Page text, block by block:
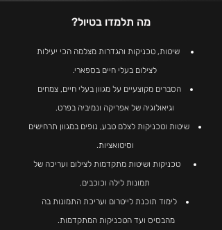
מה תלמדו בטיול?
שיטות, טכניקות והגדרות מצלמה הכי יעילות
לצילום בעלי חיים בספארי.
הסברים מקוצעיים על מגוון בעלי חיים, צמחים
וגיאולוגיה של אפריקה ונמיביה בפרט.
שיטות וטכניקות לצלם טבע, נופים במגוון תרחישים
וסיטואציות.
טכניקות ושיטות מתקדמות לצילום ועריכה של
תמונות לילה וכוכבים.
לימוד תוכנת לייטרום ועריכת התמונות בה
מהבסיס ועד הטכניקות המתקדמות.